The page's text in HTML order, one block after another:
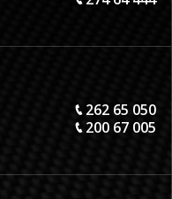
262 65 050
200 67 005